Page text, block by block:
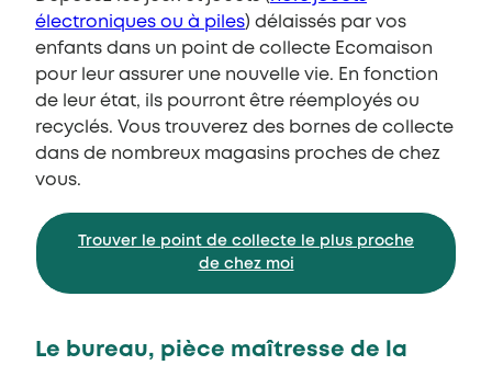
électroniques ou à piles) délaissés par vos
enfants dans un point de collecte Ecomaison
pour leur assurer une nouvelle vie. En fonction
de leur état, ils pourront être réemployés ou
recyclés. Vous trouverez des bornes de collecte
dans de nombreux magasins proches de chez
vous.
Trouver le point de collecte le plus proche
de chez moi
Le bureau, pièce maîtresse de la